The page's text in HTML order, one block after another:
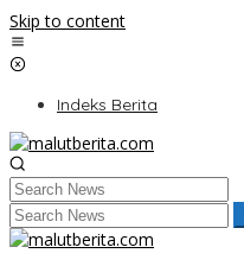
Skip to content
Indeks Berita